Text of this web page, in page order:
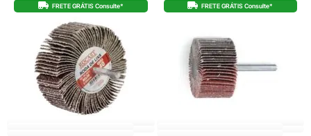
FRETE GRÁTIS Consulte* FRETE GRÁTIS Consulte*